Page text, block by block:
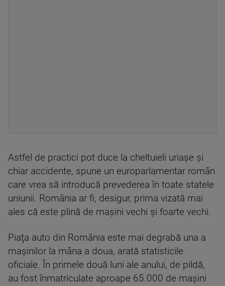
Astfel de practici pot duce la cheltuieli uriaşe şi
chiar accidente, spune un europarlamentar român
care vrea să introducă prevederea în toate statele
uniunii. România ar fi, desigur, prima vizată mai
ales că este plină de maşini vechi şi foarte vechi.
Piaţa auto din România este mai degrabă una a
maşinilor la mâna a doua, arată statisticile
oficiale. În primele două luni ale anului, de pildă,
au fost înmatriculate aproape 65.000 de maşini